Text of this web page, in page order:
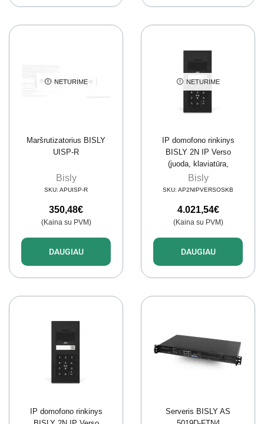
NETURIME
Maršrutizatorius BISLY
UISP-R
Bisly
SKU: APUISP-R
350,48€
(Kaina su PVM)
DAUGIAU
NETURIME
IP domofono rinkinys
BISLY 2N IP Verso
(juoda, klaviatūra,
paviršinis rėmas)
Bisly
SKU: AP2NIPVERSOSKB
4.021,54€
(Kaina su PVM)
DAUGIAU
IP domofono rinkinys
Serveris BISLY AS